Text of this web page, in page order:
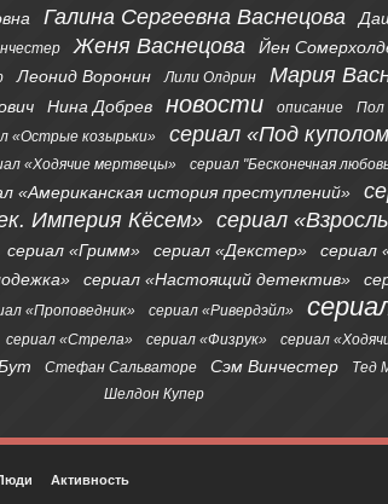
Галина Сергеевна Васнецова
Женя Васнецова Йен
Леонид Воронин Лили Олдрин Мария
Нина Добрев новости описание Пол
«Острые козырьки» сериал «Под
«Ходячие мертвецы» сериал "Бесконечная
«Американская история преступлений»
Империя Кёсем» сериал
сериал «Гримм» сериал «Декстер» сериал
сериал «Настоящий детектив»
«Проповедник» сериал «Ривердэйл»
сериал «Стрела» сериал «Физрук» сериал
Стефан Сальваторе Сэм Винчестер Тед
Шелдон Купер
Активность